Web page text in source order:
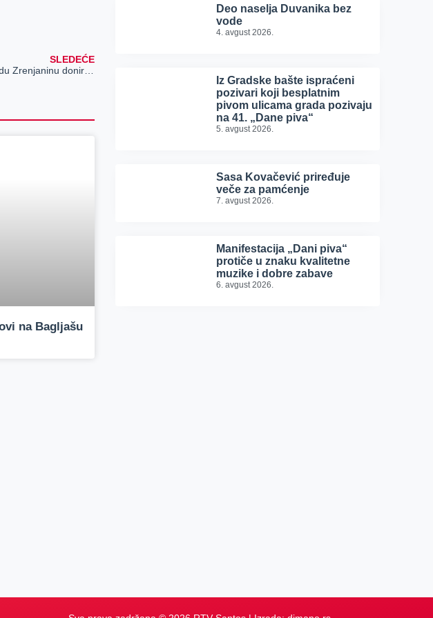
SLEDEĆE
U okviru akcije “Posadi svoj hlad” gradu Zrenjaninu donirano 3.500 sadnica platana
na Bagljašu
Deo naselja Duvanika bez
vode
4. avgust 2026.
Iz Gradske bašte ispraćeni
pozivari koji besplatnim
pivom ulicama grada pozivaju
na 41. „Dane piva“
5. avgust 2026.
Sasa Kovačević priređuje
veče za pamćenje
7. avgust 2026.
Manifestacija „Dani piva“
protiče u znaku kvalitetne
muzike i dobre zabave
6. avgust 2026.